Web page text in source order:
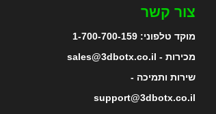
צור קשר
מוקד טלפוני:1-700-700-159
מכירות - sales@3dbotx.co.il
שירות ותמיכה -
support@3dbotx.co.il